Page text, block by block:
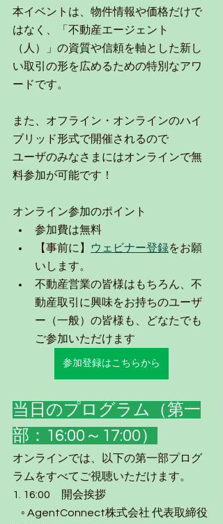
本イベントは、物件情報や価格だけで
はなく、「不動産エージェント
（人）」の資質や信頼を軸とした新し
い取引の形を広めるための特別なアワ
ードです。
また、オフライン・オンラインのハイ
ブリッド形式で開催されるので
ユーザのみなさまにはオンラインで無
料参加が可能です！
オンライン参加のポイント
参加費は無料
【事前に】
ウェビナー登録をお願
いします。
不動産営業の皆様はもちろん、不
動産取引に興味をお持ちのユーザ
ー（一般）の皆様も、どなたでも
ご参加いただけます
参加登録はこちらから
当日のプログラム（第一
部：16:00～17:00）
オンラインでは、以下の第一部プログ
ラムをすべてご視聴いただけます。
1. 16:00　開会挨拶